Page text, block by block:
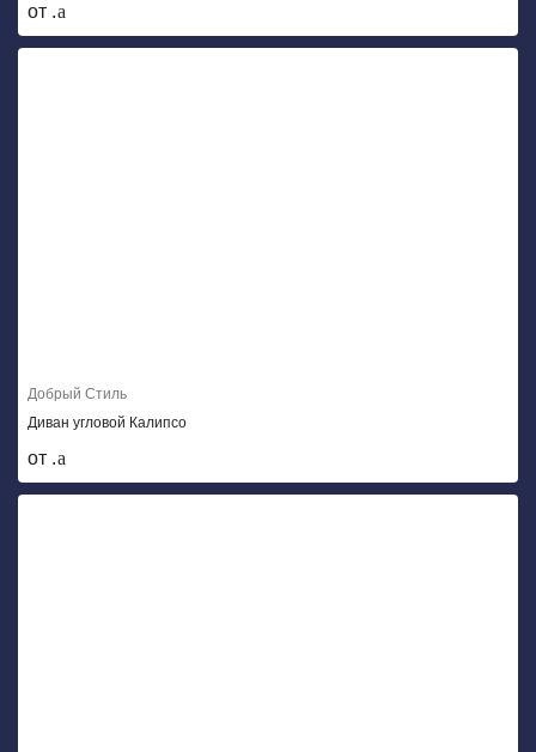
от .
Добрый Стиль
Диван угловой Калипсо
от .